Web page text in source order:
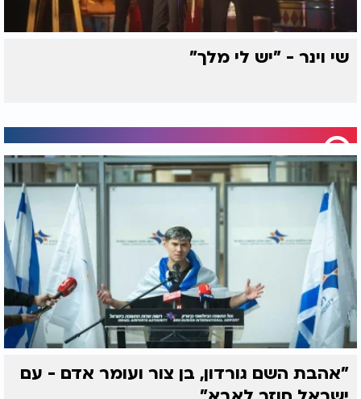
שי וינר - "יש לי מלך"
"אהבת השם גורדון, בן צור ועומר אדם - עם